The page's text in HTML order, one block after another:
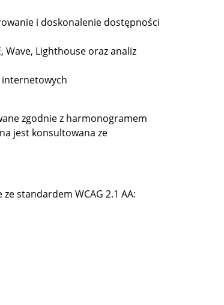
i doskonalenie dostępności
Wave, Lighthouse oraz analiz
zgodnie z harmonogramem
jest konsultowana ze
standardem WCAG 2.1 AA: